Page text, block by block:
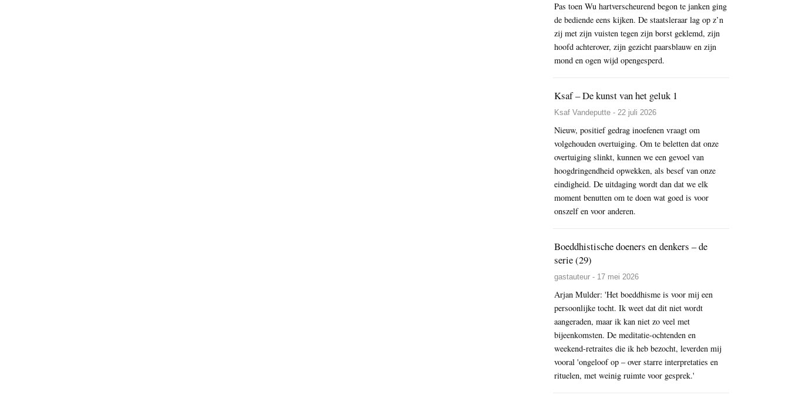
Pas toen Wu hartverscheurend begon te janken ging
de bediende eens kijken. De staatsleraar lag op z’n
zij met zijn vuisten tegen zijn borst geklemd, zijn
hoofd achterover, zijn gezicht paarsblauw en zijn
mond en ogen wijd opengesperd.
Ksaf – De kunst van het geluk 1
Ksaf Vandeputte - 22 juli 2026
Nieuw, positief gedrag inoefenen vraagt om
volgehouden overtuiging. Om te beletten dat onze
overtuiging slinkt, kunnen we een gevoel van
hoogdringendheid opwekken, als besef van onze
eindigheid. De uitdaging wordt dan dat we elk
moment benutten om te doen wat goed is voor
onszelf en voor anderen.
Boeddhistische doeners en denkers – de
serie (29)
gastauteur - 17 mei 2026
Arjan Mulder: 'Het boeddhisme is voor mij een
persoonlijke tocht. Ik weet dat dit niet wordt
aangeraden, maar ik kan niet zo veel met
bijeenkomsten. De meditatie-ochtenden en
weekend-retraites die ik heb bezocht, leverden mij
vooral 'ongeloof op – over starre interpretaties en
rituelen, met weinig ruimte voor gesprek.'